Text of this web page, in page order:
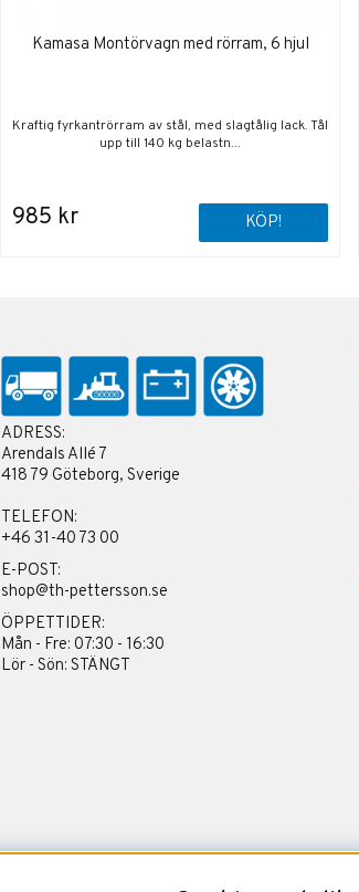
Kamasa Montörvagn med rörram, 6 hjul
Kraftig fyrkantrörram av stål, med slagtålig lack. Tål
upp till 140 kg belastn...
985 kr KÖP!
ADRESS:
Arendals Allé 7
418 79 Göteborg, Sverige
TELEFON:
+46 31-40 73 00
E-POST:
shop@th-pettersson.se
ÖPPETTIDER:
Mån - Fre: 07:30 - 16:30
Lör - Sön: STÄNGT